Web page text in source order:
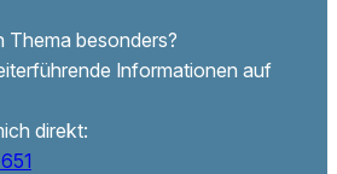
Thema besonders?
Informationen auf
direkt: